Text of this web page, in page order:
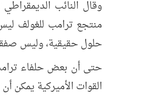
وقال النائب
منتجع ترامب للغولف
حلول حقيقية، وليس
حتى أن بعض حلفاء
القوات الأميركية يمكن